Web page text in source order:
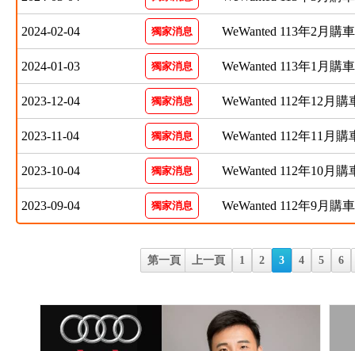
2024-02-04 獨家消息 WeWanted 113年2月購
2024-01-03 獨家消息 WeWanted 113年1月購
2023-12-04 獨家消息 WeWanted 112年12月購
2023-11-04 獨家消息 WeWanted 112年11月購
2023-10-04 獨家消息 WeWanted 112年10月購
2023-09-04 獨家消息 WeWanted 112年9月購
第一頁 上一頁 1 2 3 4 5 6